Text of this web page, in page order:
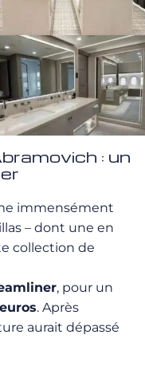
: un
immensément
– dont une en
collection de
, pour un
. Après
aurait dépassé